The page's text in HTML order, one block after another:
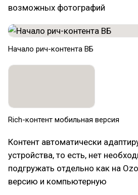
возможных фотографий
Начало рич-контента ВБ
Rich-контент мобильная версия
Контент автоматически
устройства, то есть, нет
подгружать отдельно как на
версию и компьютерную